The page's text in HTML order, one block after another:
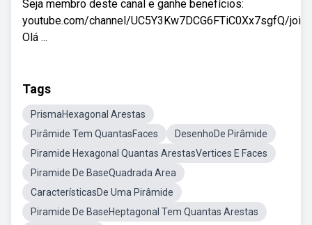
Seja membro deste canal e ganhe benefícios:
youtube.com/channel/UC5Y3Kw7DCG6FTiC0Xx7sgfQ/join
Olá ...
Tags
PrismaHexagonal Arestas
Pirâmide Tem QuantasFaces
DesenhoDe Pirâmide
Piramide Hexagonal Quantas ArestasVertices E Faces
Piramide De BaseQuadrada Area
CaracterísticasDe Uma Pirâmide
Piramide De BaseHeptagonal Tem Quantas Arestas